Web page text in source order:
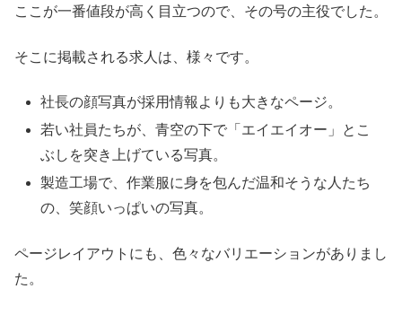
ここが一番値段が高く目立つので、その号の主役でした。
そこに掲載される求人は、様々です。
社長の顔写真が採用情報よりも大きなページ。
若い社員たちが、青空の下で「エイエイオー」とこ
ぶしを突き上げている写真。
製造工場で、作業服に身を包んだ温和そうな人たち
の、笑顔いっぱいの写真。
ページレイアウトにも、色々なバリエーションがありまし
た。